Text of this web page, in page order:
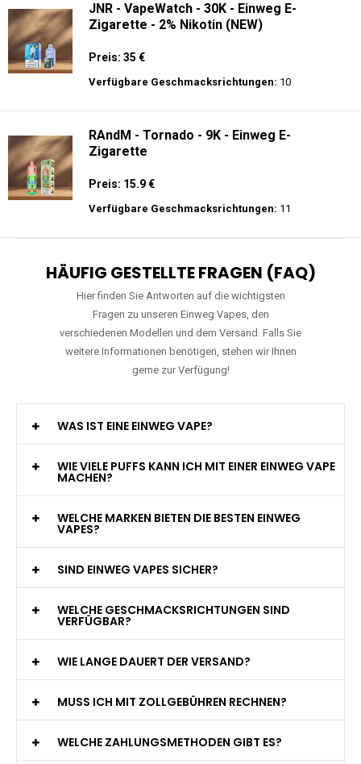
JNR - VapeWatch - 30K - Einweg E-
Zigarette - 2% Nikotin (NEW)
Preis: 35 €
Verfügbare Geschmacksrichtungen: 10
RAndM - Tornado - 9K - Einweg E-
Zigarette
Preis: 15.9 €
Verfügbare Geschmacksrichtungen: 11
HÄUFIG GESTELLTE FRAGEN (FAQ)
Hier finden Sie Antworten auf die wichtigsten
Fragen zu unseren Einweg Vapes, den
verschiedenen Modellen und dem Versand. Falls Sie
weitere Informationen benötigen, stehen wir Ihnen
gerne zur Verfügung!
WAS IST EINE EINWEG VAPE?
WIE VIELE PUFFS KANN ICH MIT EINER EINWEG VAPE
MACHEN?
WELCHE MARKEN BIETEN DIE BESTEN EINWEG
VAPES?
SIND EINWEG VAPES SICHER?
WELCHE GESCHMACKSRICHTUNGEN SIND
VERFÜGBAR?
WIE LANGE DAUERT DER VERSAND?
MUSS ICH MIT ZOLLGEBÜHREN RECHNEN?
WELCHE ZAHLUNGSMETHODEN GIBT ES?